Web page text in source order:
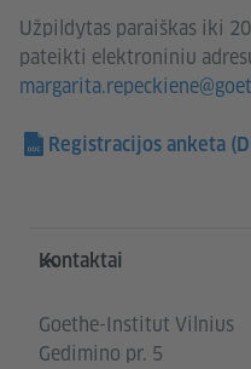
Užpildytas paraiškas iki
pateikti elektroniniu
Registracijos anketa
Service- und
Kontaktai
Goethe-Institut Vilnius
Gedimino pr. 5